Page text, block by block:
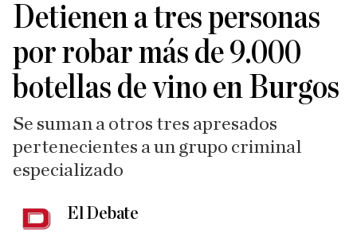
Detienen a tres personas
por robar más de 9.000
botellas de vino en Burgos
Se suman a otros tres apresados
pertenecientes a un grupo criminal
especializado
El Debate